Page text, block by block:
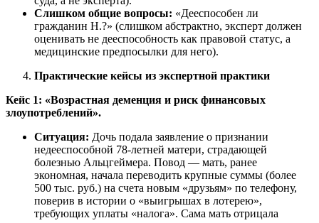
Слишком общие вопросы: «Дееспособен ли
гражданин Н.?» (слишком абстрактно, эксперт должен
оценивать не дееспособность как правовой статус, а
медицинские предпосылки для него).
Практические кейсы из экспертной практики
Кейс 1: «Возрастная деменция и риск финансовых
злоупотреблений».
Ситуация: Дочь подала заявление о признании
недееспособной 78-летней матери, страдающей
болезнью Альцгеймера. Повод — мать, ранее
экономная, начала переводить крупные суммы (более
500 тыс. руб.) на счета новым «друзьям» по телефону,
поверив в истории о «выигрышах в лотерею»,
требующих уплаты «налога». Сама мать отрицала